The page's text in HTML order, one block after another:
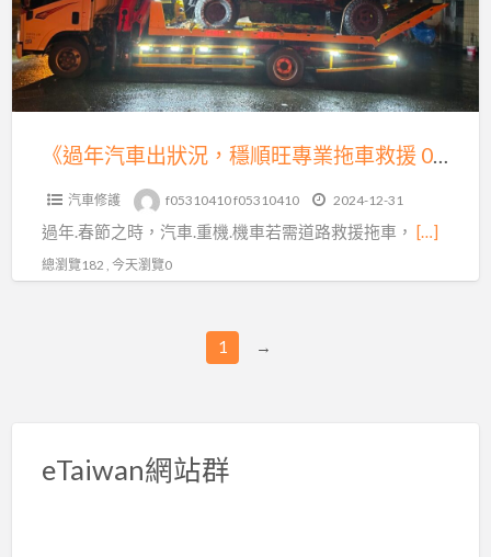
狀
況，
穩
順
《過年汽車出狀況，穩順旺專業拖車救援 0913177311，LINE 同號》
汽車修護 f05310410 f05310410 2024-12-31
過年.春節之時，汽車.重機.機車若需道路救援拖車， […]
總瀏覽182 , 今天瀏覽0
1 →
eTaiwan網站群